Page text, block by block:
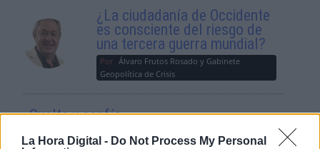
La Hora Digital - Do Not Process My Personal
¿La ciudadanía de Occidente
es consciente del riesgo de
una tercera guerra mundial?
Por Álvaro Frutos Rosado y Gabinete
Geopolítica de Crisis
Suelta y confía